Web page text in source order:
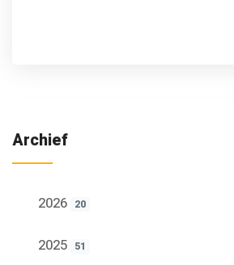
Archief
2026 20
2025 51